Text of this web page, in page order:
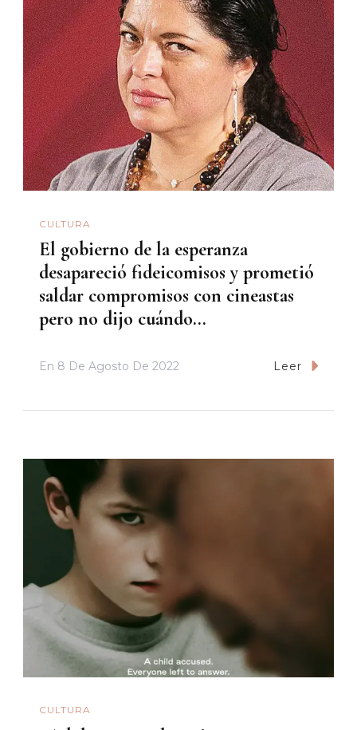
CULTURA
El gobierno de la esperanza
desapareció fideicomisos y prometió
saldar compromisos con cineastas
pero no dijo cuándo…
En 8 De Agosto De 2022 Leer
CULTURA